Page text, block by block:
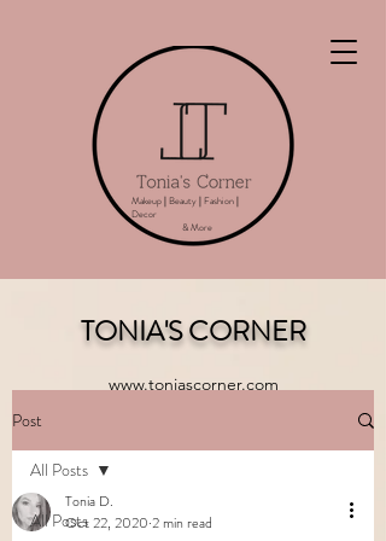
Makeup|Beauty|Fashion|
Decor
& More
TONIA'S CORNER
www.toniascorner.com
Post
All Posts
All Posts
Tonia D.
Oct 22, 2020 2 min read